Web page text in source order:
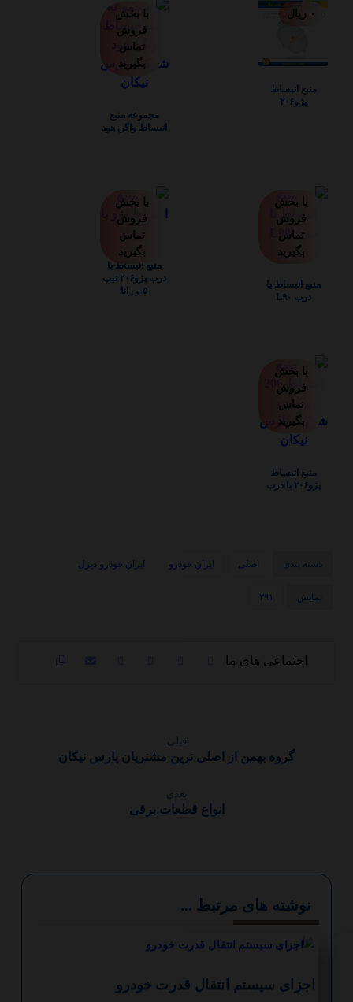
منبع انبساط
پژو۲۰۶
۰ ریال
مجموعه منبع
انبساط واگن هود
با بخش
فروش
تماس
بگیرید
منبع انبساط با
درب L۹۰
با بخش
فروش
تماس
بگیرید
منبع انبساط با
درب پژو۲۰۶ تیپ
۵ و رانا
با بخش
فروش
تماس
بگیرید
منبع انبساط
پژو۲۰۶ با درب
با بخش
فروش
تماس
بگیرید
دسته بندی اصلی ایران خودرو ایران خودرو دیزل
نمایش ۲۹۱
قبلی
گروه بهمن از اصلی ترین مشتریان پارس نیکان
بعدی
انواع قطعات برقی
‫نوشته های مرتبط ...
اجزای سیستم انتقال قدرت خودرو